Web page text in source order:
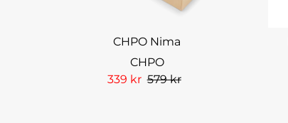
CHPO Nima
CHPO
339 kr 579 kr